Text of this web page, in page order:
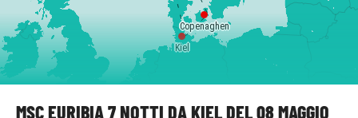
MSC EURIBIA 7 NOTTI DA KIEL DEL 08 MAGGIO
Kiel
Copenaghen